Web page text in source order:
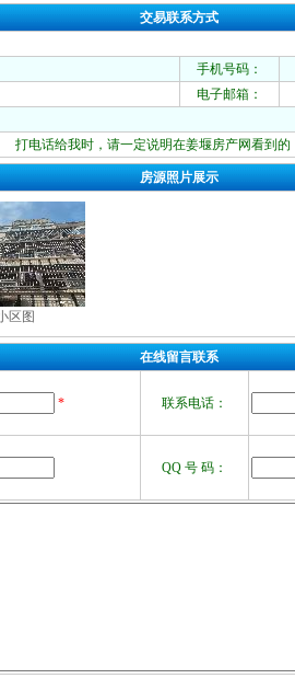
交易联系方式
手机号码：
电子邮箱：
打电话给我时，请一定说明在姜堰房产网看到的
房源照片展示
区图
在线留言联系
* 联系电话：
QQ 号 码：